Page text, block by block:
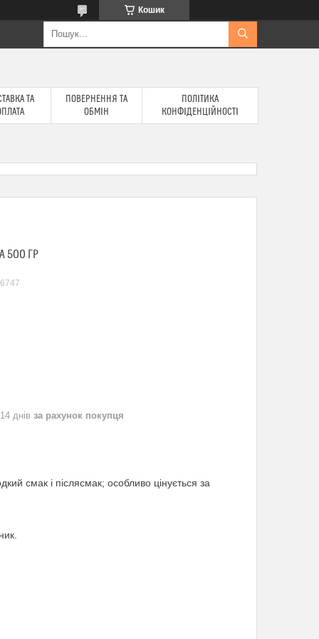
Кошик
ТА
ПОВЕРНЕННЯ ТА
ОБМІН
ПОЛІТИКА
КОНФІДЕНЦІЙНОСТІ
500 ГР
днів за рахунок покупця
смак і післясмак; особливо цінується за